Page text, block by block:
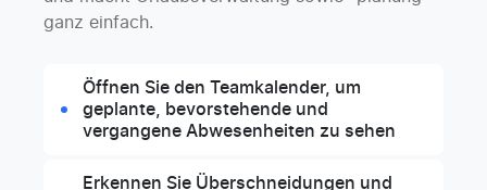
ganz einfach.
Öffnen Sie den Teamkalender, um
geplante, bevorstehende und
vergangene Abwesenheiten zu sehen
Erkennen Sie Überschneidungen und